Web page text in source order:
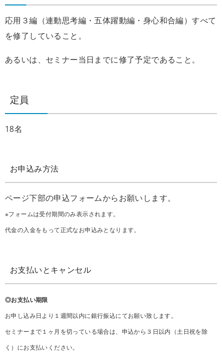
応用３編（連動思考編・五体躍動編・身心和合編）すべて
を修了していること。
あるいは、セミナー当日までに修了予定であること。
定員
18名
お申込み方法
ページ下部の申込フォームからお願いします。
※フォームは受付期間のみ表示されます。
代金の入金をもって正式なお申込みとなります。
お支払いとキャンセル
◎お支払い期限
お申し込み日より１週間以内に銀行振込にてお願い致します。
セミナーまで１ヶ月を切っている場合は、申込から３日以内（土日祝を除
く）にお支払いください。